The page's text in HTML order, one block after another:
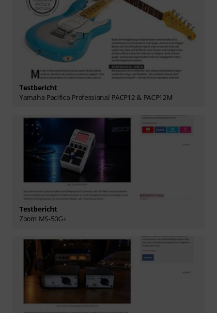
Testbericht
Yamaha Pacifica Professional PACP12 & PACP12M
Testbericht
Zoom MS-50G+